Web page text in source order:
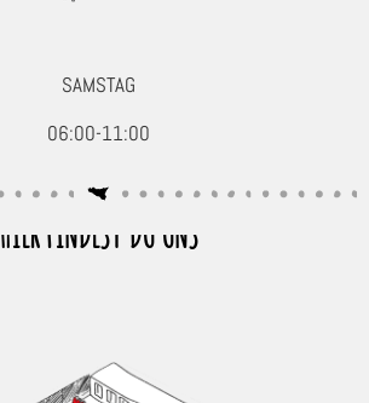
SAMSTAG
06:00-11:00
HIER FINDEST DU UNS